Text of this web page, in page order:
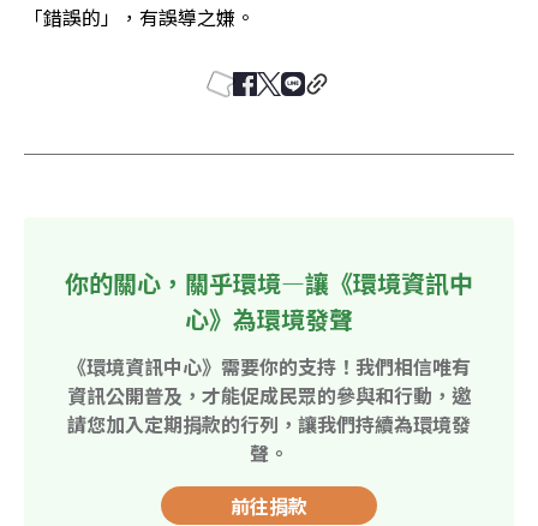
「錯誤的」，有誤導之嫌。
你的關心，關乎環境—讓《環境資訊中
心》為環境發聲
《環境資訊中心》需要你的支持！我們相信唯有
資訊公開普及，才能促成民眾的參與和行動，邀
請您加入定期捐款的行列，讓我們持續為環境發
聲。
前往捐款